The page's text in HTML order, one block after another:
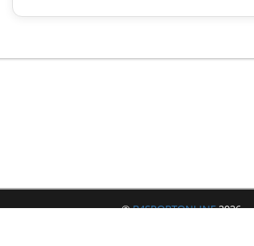
©B4SPORTONLINE2026